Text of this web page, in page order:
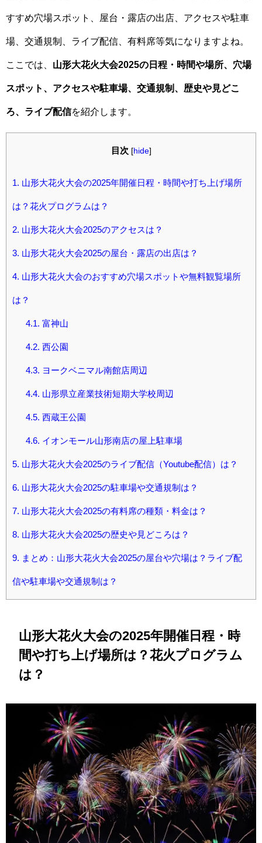
すすめ穴場スポット、屋台・露店の出店、アクセスや駐車
場、交通規制、ライブ配信、有料席等気になりますよね。
ここでは、 山形大花火大会2025の日程・時間や場所、穴場
スポット、アクセスや駐車場、交通規制、歴史や見どこ
ろ、ライブ配信を紹介します。
目次 [hide]
1. 山形大花火大会の2025年開催日程・時間や打ち上げ場所
は？花火プログラムは？
2. 山形大花火大会2025のアクセスは？
3. 山形大花火大会2025の屋台・露店の出店は？
4. 山形大花火大会のおすすめ穴場スポットや無料観覧場所
は？
4.1. 富神山
4.2. 西公園
4.3. ヨークベニマル南館店周辺
4.4. 山形県立産業技術短期大学校周辺
4.5. 西蔵王公園
4.6. イオンモール山形南店の屋上駐車場
5. 山形大花火大会2025のライブ配信（Youtube配信）は？
6. 山形大花火大会2025の駐車場や交通規制は？
7. 山形大花火大会2025の有料席の種類・料金は？
8. 山形大花火大会2025の歴史や見どころは？
9. まとめ：山形大花火大会2025の屋台や穴場は？ライブ配
信や駐車場や交通規制は？
山形大花火大会の2025年開催日程・時
間や打ち上げ場所は？花火プログラム
は？